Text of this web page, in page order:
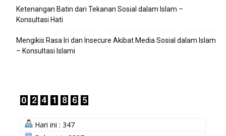
Ketenangan Batin dari Tekanan Sosial dalam Islam –
Konsultasi Hati
Mengikis Rasa Iri dan Insecure Akibat Media Sosial dalam Islam
– Konsultasi Islami
Hari ini : 347